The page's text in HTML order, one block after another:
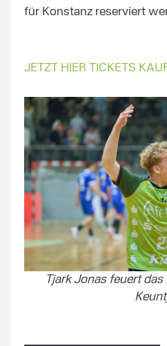
für Konstanz reserviert
JETZT HIER TICKETS
Tjark Jonas feuert